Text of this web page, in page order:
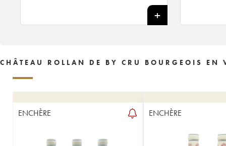
1997
1996
1995 1991 1990
CHÂTEAU ROLLAN DE BY CRU BOURGEOIS EN
ENCHÈRE ENCHÈRE